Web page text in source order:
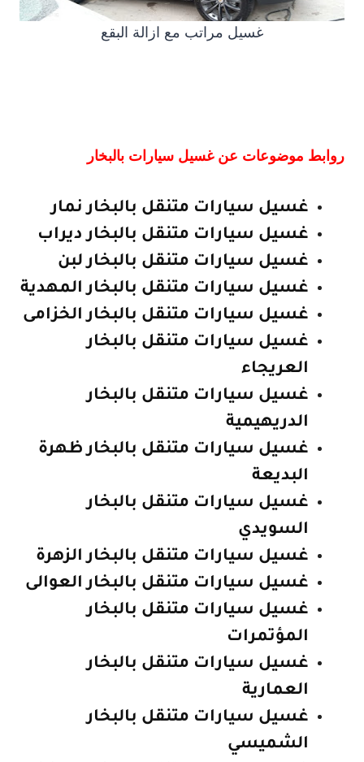
غسيل مراتب مع ازالة البقع
روابط موضوعات عن غسيل سيارات بالبخار
غسيل سيارات متنقل بالبخار نمار
غسيل سيارات متنقل بالبخار ديراب
غسيل سيارات متنقل بالبخار لبن
غسيل سيارات متنقل بالبخار المهدية
غسيل سيارات متنقل بالبخار الخزامى
غسيل سيارات متنقل بالبخار
العريجاء
غسيل سيارات متنقل بالبخار
الدريهيمية
غسيل سيارات متنقل بالبخار ظهرة
البديعة
غسيل سيارات متنقل بالبخار
السويدي
غسيل سيارات متنقل بالبخار الزهرة
غسيل سيارات متنقل بالبخار العوالى
غسيل سيارات متنقل بالبخار
المؤتمرات
غسيل سيارات متنقل بالبخار
العمارية
غسيل سيارات متنقل بالبخار
الشميسي